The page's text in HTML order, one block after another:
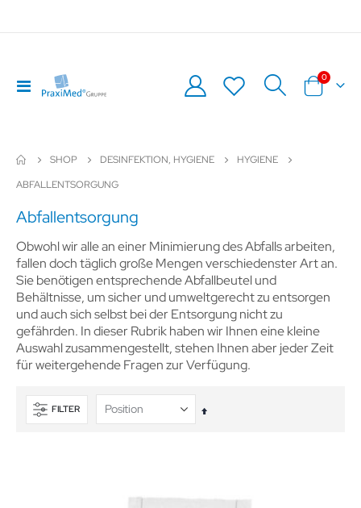
Navigation
umschalten
Warenkorb
0Artikel
SHOP DESINFEKTION, HYGIENE
HYGIENE
ABFALLENTSORGUNG
Abfallentsorgung
Obwohl wir alle an einer Minimierung des Abfalls arbeiten,
fallen doch täglich große Mengen verschiedenster Art an.
Sie benötigen entsprechende Abfallbeutel und
Behältnisse, um sicher und umweltgerecht zu entsorgen
und auch sich selbst bei der Entsorgung nicht zu
gefährden. In dieser Rubrik haben wir Ihnen eine kleine
Auswahl zusammengestellt, stehen Ihnen aber jeder Zeit
für weitergehende Fragen zur Verfügung.
FILTER
In